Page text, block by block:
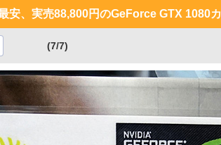
安、実売88,800円のGeForce GTX 1080
(7/7)